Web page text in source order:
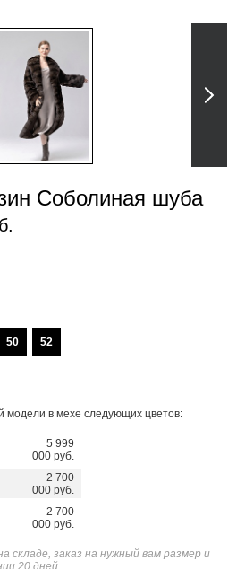
Next
Соболиная шуба
50 52
модели в мехе следующих цветов:
5 999
000 руб.
2 700
000 руб.
2 700
000 руб.
складе, заказ на нужный вам размер и
20 дней.